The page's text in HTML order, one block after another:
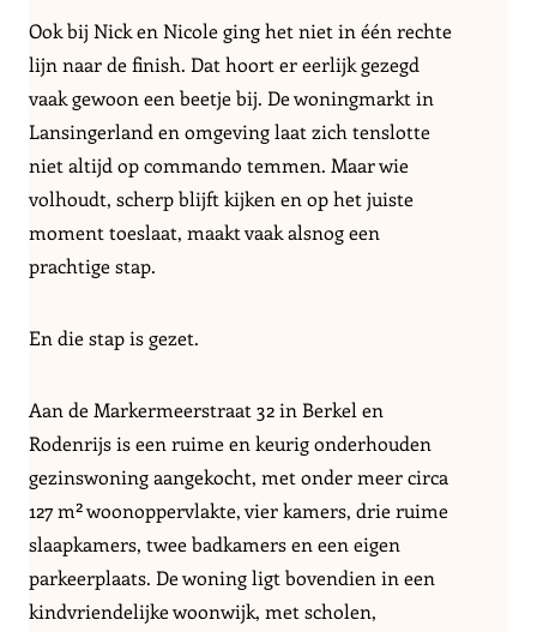
Ook bij Nick en Nicole ging het niet in één rechte
lijn naar de finish. Dat hoort er eerlijk gezegd
vaak gewoon een beetje bij. De woningmarkt in
Lansingerland en omgeving laat zich tenslotte
niet altijd op commando temmen. Maar wie
volhoudt, scherp blijft kijken en op het juiste
moment toeslaat, maakt vaak alsnog een
prachtige stap.
En die stap is gezet.
Aan de Markermeerstraat 32 in Berkel en
Rodenrijs is een ruime en keurig onderhouden
gezinswoning aangekocht, met onder meer circa
127 m² woonoppervlakte, vier kamers, drie ruime
slaapkamers, twee badkamers en een eigen
parkeerplaats. De woning ligt bovendien in een
kindvriendelijke woonwijk, met scholen,